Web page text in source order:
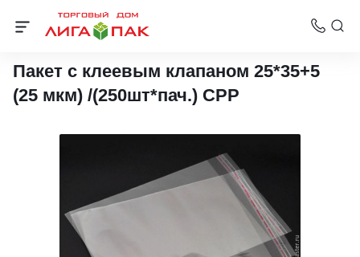
Пакеты с клеевым клапаном
Пакет с клеевым клапаном 25*35+5
(25 мкм) /(250шт*пач.) СРР